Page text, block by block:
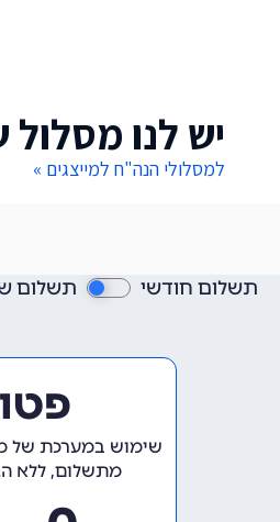
יש לנו
למסלולי הנה"ח למייצגים »